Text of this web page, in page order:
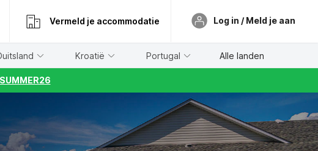
Vermeld je accommodatie Log in / Meld je aan
Kroatië Portugal Alle landen